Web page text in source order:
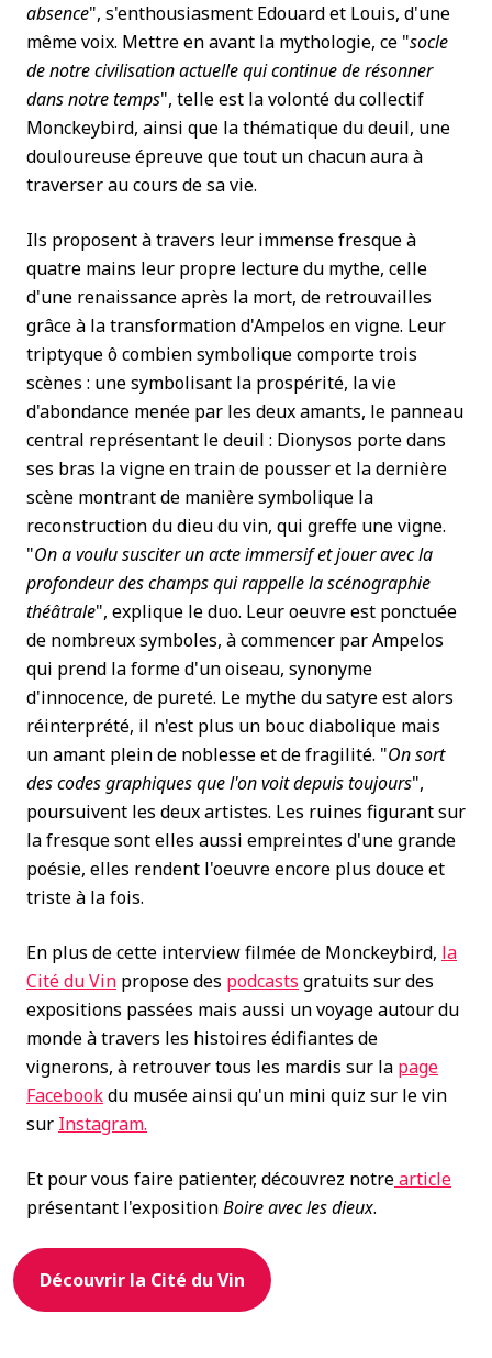
absence", s'enthousiasment Edouard et Louis, d'une
même voix. Mettre en avant la mythologie, ce "socle
de notre civilisation actuelle qui continue de résonner
dans notre temps", telle est la volonté du collectif
Monckeybird, ainsi que la thématique du deuil, une
douloureuse épreuve que tout un chacun aura à
traverser au cours de sa vie.
Ils proposent à travers leur immense fresque à
quatre mains leur propre lecture du mythe, celle
d'une renaissance après la mort, de retrouvailles
grâce à la transformation d'Ampelos en vigne. Leur
triptyque ô combien symbolique comporte trois
scènes : une symbolisant la prospérité, la vie
d'abondance menée par les deux amants, le panneau
central représentant le deuil : Dionysos porte dans
ses bras la vigne en train de pousser et la dernière
scène montrant de manière symbolique la
reconstruction du dieu du vin, qui greffe une vigne.
"On a voulu susciter un acte immersif et jouer avec la
profondeur des champs qui rappelle la scénographie
théâtrale", explique le duo. Leur oeuvre est ponctuée
de nombreux symboles, à commencer par Ampelos
qui prend la forme d'un oiseau, synonyme
d'innocence, de pureté. Le mythe du satyre est alors
réinterprété, il n'est plus un bouc diabolique mais
un amant plein de noblesse et de fragilité. "On sort
des codes graphiques que l'on voit depuis toujours",
poursuivent les deux artistes. Les ruines figurant sur
la fresque sont elles aussi empreintes d'une grande
poésie, elles rendent l'oeuvre encore plus douce et
triste à la fois.
En plus de cette interview filmée de Monckeybird, la
Cité du Vin propose des podcasts gratuits sur des
expositions passées mais aussi un voyage autour du
monde à travers les histoires édifiantes de
vignerons, à retrouver tous les mardis sur la page
Facebookdu musée ainsi qu'un mini quiz sur le vin
sur Instagram.
Et pour vous faire patienter, découvrez notrearticle
présentant l'expositionBoire avec les dieux.
Découvrir la Cité du Vin